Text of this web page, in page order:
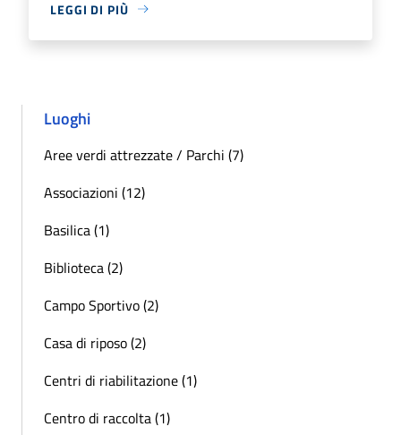
LEGGI DI PIÙ
Luoghi
Aree verdi attrezzate / Parchi (7)
Associazioni (12)
Basilica (1)
Biblioteca (2)
Campo Sportivo (2)
Casa di riposo (2)
Centri di riabilitazione (1)
Centro di raccolta (1)